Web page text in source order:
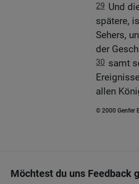
29 Und
spätere,
Sehers,
der
30 samt
allen
© 2000 Genfer
Möchtest du uns Feedback